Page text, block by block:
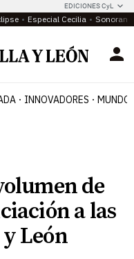
EDICIONES CyL
Especial Cecilia
INNOVADORES MUNDO
de
a las
León